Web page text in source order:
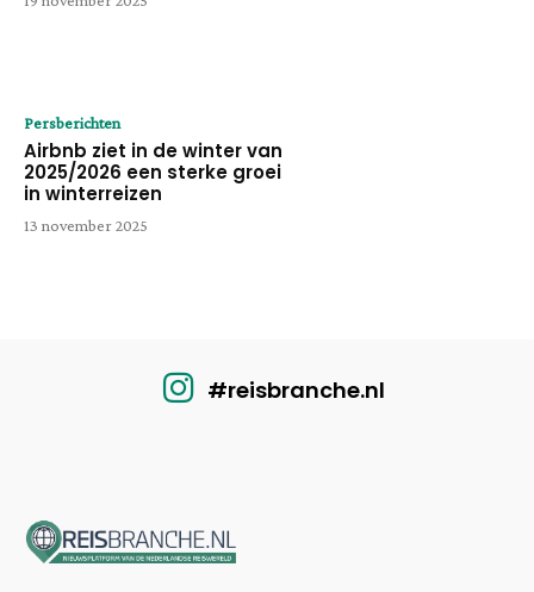
Persberichten
Airbnb ziet in de winter van
2025/2026 een sterke groei
in winterreizen
13 november 2025
#reisbranche.nl